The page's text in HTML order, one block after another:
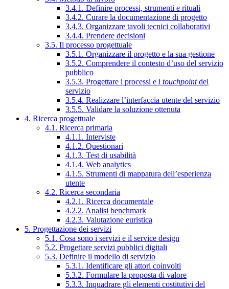
3.4.1. Definire processi, strumenti e rituali
3.4.2. Curare la documentazione di progetto
3.4.3. Organizzare tavoli tecnici collaborativi
3.4.4. Prendere decisioni
3.5. Il processo progettuale
3.5.1. Organizzare il progetto e la sua gestione
3.5.2. Comprendere il contesto d’uso del servizio
pubblico
3.5.3. Progettare i processi e i touchpointdel
servizio
3.5.4. Realizzare l’interfaccia utente del servizio
3.5.5. Validare la soluzione ottenuta
4. Ricerca progettuale
4.1. Ricerca primaria
4.1.1. Interviste
4.1.2. Questionari
4.1.3. Test di usabilità
4.1.4. Web analytics
4.1.5. Strumenti di mappatura dell’esperienza
utente
4.2. Ricerca secondaria
4.2.1. Ricerca documentale
4.2.2. Analisi benchmark
4.2.3. Valutazione euristica
5. Progettazione dei servizi
5.1. Cosa sono i servizi e il service design
5.2. Progettare servizi pubblici digitali
5.3. Definire il modello di servizio
5.3.1. Identificare gli attori coinvolti
5.3.2. Formulare la proposta di valore
5.3.3. Inquadrare gli elementi costitutivi del